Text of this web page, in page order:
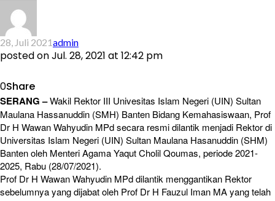
28, Juli 2021admin
posted onJul. 28, 2021 at 12:42 pm
0Share
SERANG –Wakil Rektor III Univesitas Islam Negeri (UIN) Sultan
Maulana Hassanuddin (SMH) Banten Bidang Kemahasiswaan, Prof
Dr H Wawan Wahyudin MPd secara resmi dilantik menjadi Rektor di
Universitas Islam Negeri (UIN) Sultan Maulana Hasanuddin (SHM)
Banten oleh Menteri Agama Yaqut Cholil Qoumas, periode 2021-
2025, Rabu (28/07/2021).
Prof Dr H Wawan Wahyudin MPd dilantik menggantikan Rektor
sebelumnya yang dijabat oleh Prof Dr H Fauzul Iman MA yang telah